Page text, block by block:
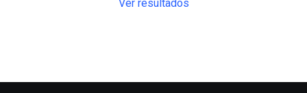
Ver resultados